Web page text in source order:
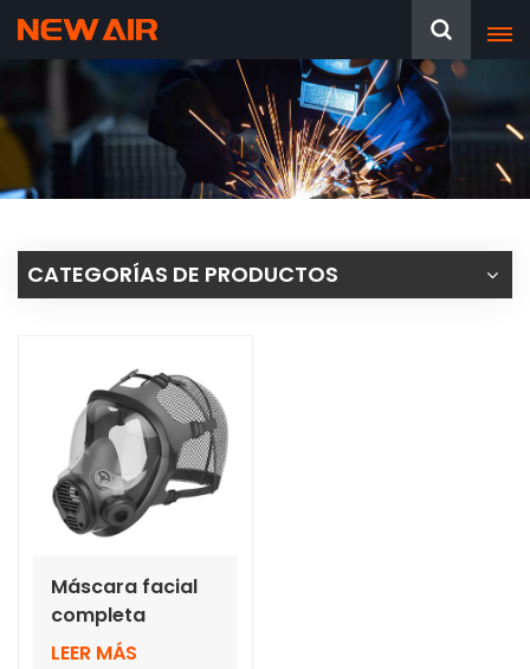
CATEGORÍAS DE PRODUCTOS
Máscara facial
completa
antiimpacto con
LEER MÁS